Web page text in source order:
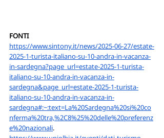
FONTI
https://www.sintony.it/news/2025-06-27/estate-
2025-1-turista-italiano-su-10-andra-in-vacanza-
in-sardegna?page_url=estate-2025-1-turista-
italiano-su-10-andra-in-vacanza-in-
sardegna&page_url=estate-2025-1-turista-
italiano-su-10-andra-in-vacanza-in-
sardegna#:~:text=La%20Sardegna%20si%20co
nferma%20tra,%2C8%25%20delle%20preferenz
e%20nazionali.